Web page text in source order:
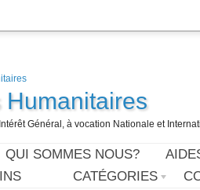
Humanitaires
Général, à vocation Nationale et
QUI SOMMES NOUS?
CATÉGORIES